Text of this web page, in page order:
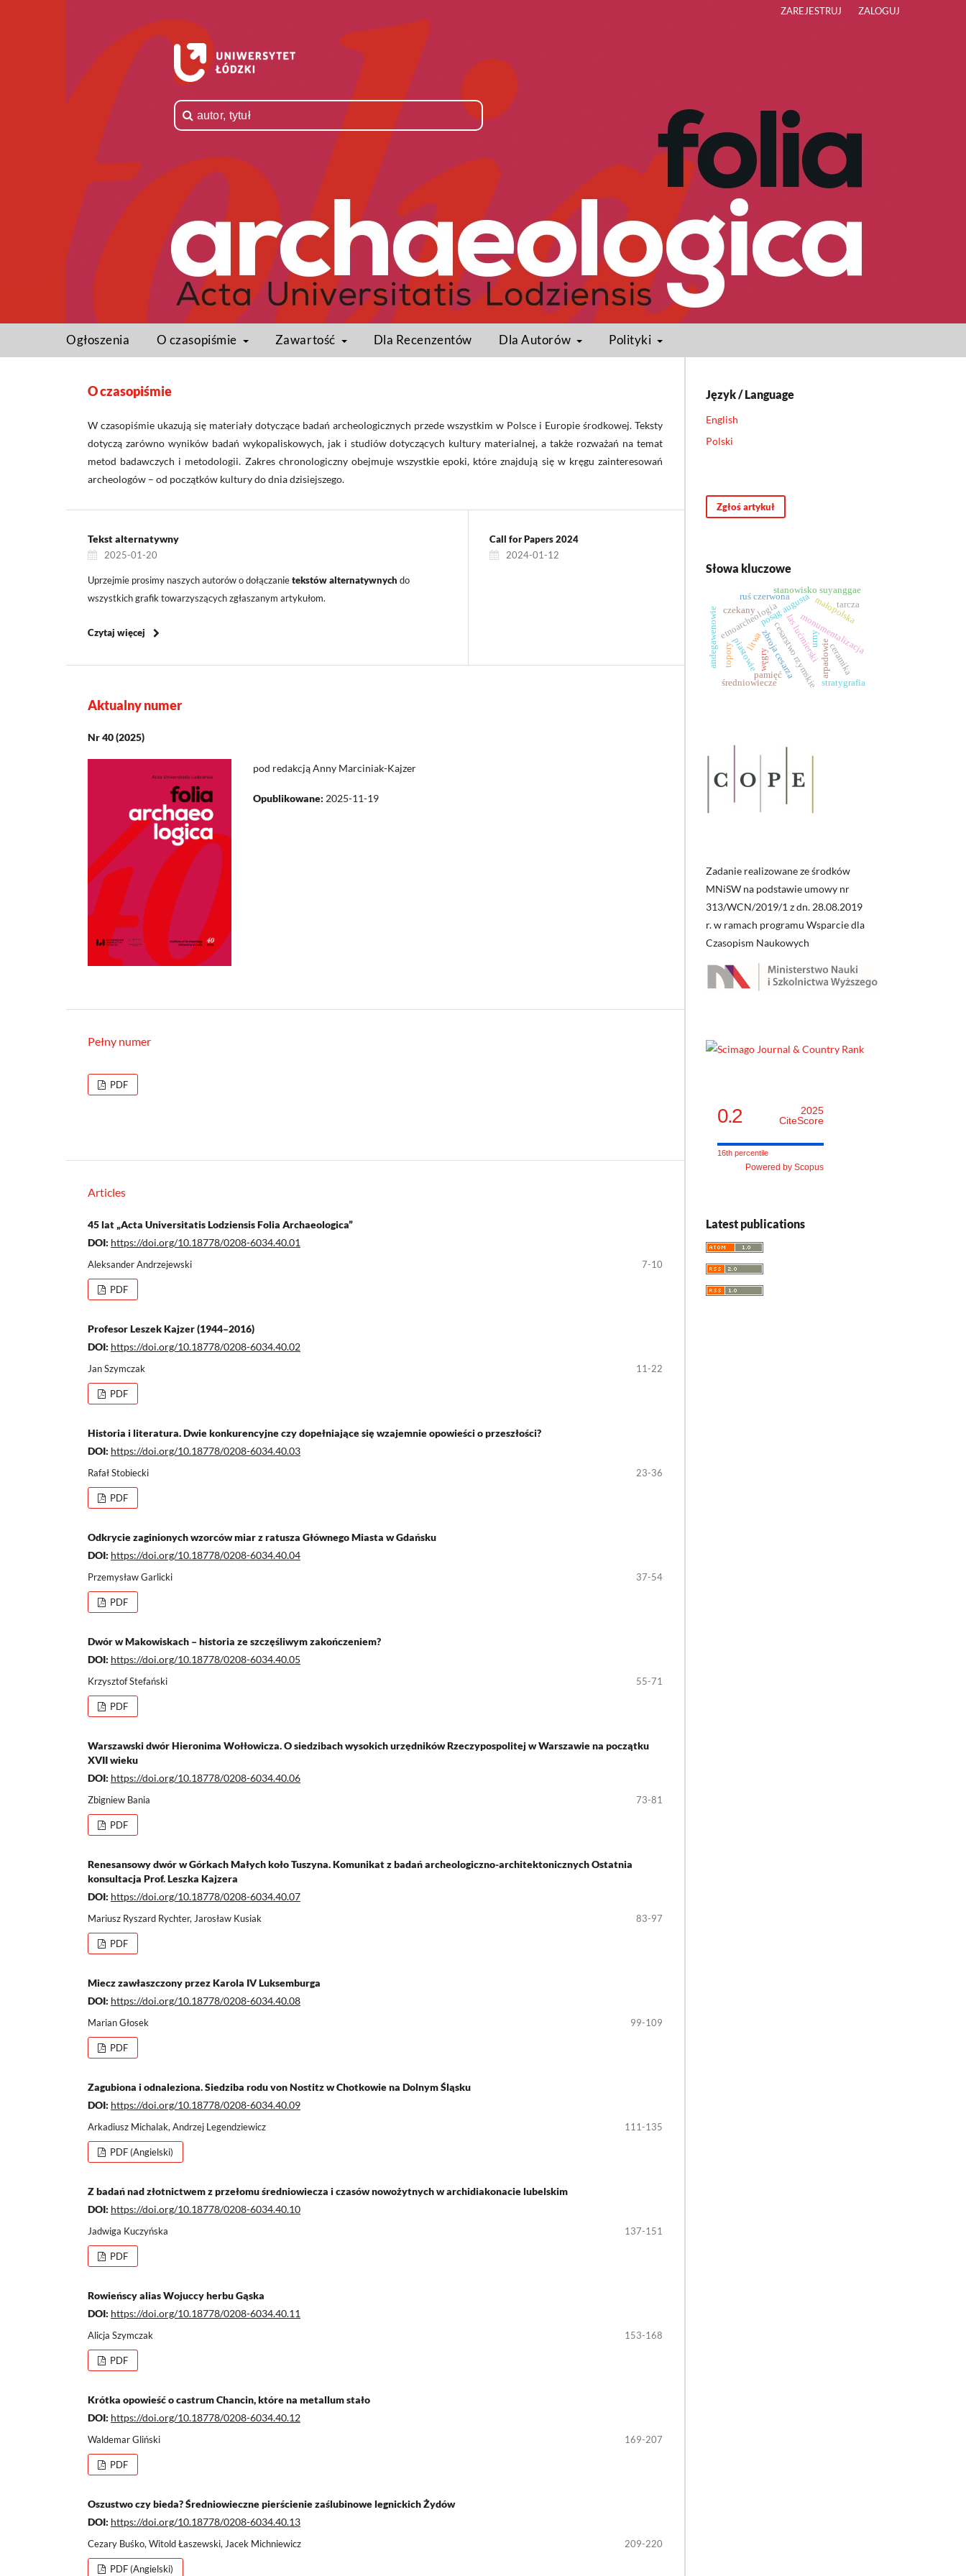
Ogłoszenia O czasopiśmie Zawartość Dla Recenzentów Dla Autorów Polityki
ZAREJESTRUJ ZALOGUJ
O czasopiśmie
W czasopiśmie ukazują się materiały dotyczące badań archeologicznych przede wszystkim w Polsce i Europie środkowej. Teksty
dotyczą zarówno wyników badań wykopaliskowych, jak i studiów dotyczących kultury materialnej, a także rozważań na temat
metod badawczych i metodologii. Zakres chronologiczny obejmuje wszystkie epoki, które znajdują się w kręgu zainteresowań
archeologów – od początków kultury do dnia dzisiejszego.
Tekst alternatywny
2025-01-20
Uprzejmie prosimy naszych autorów o dołączanietekstów alternatywnych do
wszystkich grafik towarzyszących zgłaszanym artykułom.
Czytaj więcej
Call for Papers 2024
2024-01-12
Aktualny numer
Nr 40 (2025)
pod redakcją Anny Marciniak-Kajzer
Opublikowane: 2025-11-19
Pełny numer
PDF
Articles
45 lat „Acta Universitatis Lodziensis Folia Archaeologica”
DOI: https://doi.org/10.18778/0208-6034.40.01
Aleksander Andrzejewski 7-10
PDF
Profesor Leszek Kajzer (1944–2016)
DOI: https://doi.org/10.18778/0208-6034.40.02
Jan Szymczak 11-22
PDF
Historia i literatura. Dwie konkurencyjne czy dopełniające się wzajemnie opowieści o przeszłości?
DOI: https://doi.org/10.18778/0208-6034.40.03
Rafał Stobiecki 23-36
PDF
Odkrycie zaginionych wzorców miar z ratusza Głównego Miasta w Gdańsku
DOI: https://doi.org/10.18778/0208-6034.40.04
Przemysław Garlicki 37-54
PDF
Dwór w Makowiskach – historia ze szczęśliwym zakończeniem?
DOI: https://doi.org/10.18778/0208-6034.40.05
Krzysztof Stefański 55-71
PDF
Warszawski dwór Hieronima Wołłowicza. O siedzibach wysokich urzędników Rzeczypospolitej w Warszawie na początku
XVII wieku
DOI: https://doi.org/10.18778/0208-6034.40.06
Zbigniew Bania 73-81
PDF
Renesansowy dwór w Górkach Małych koło Tuszyna. Komunikat z badań archeologiczno-architektonicznych Ostatnia
konsultacja Prof. Leszka Kajzera
DOI: https://doi.org/10.18778/0208-6034.40.07
Mariusz Ryszard Rychter, Jarosław Kusiak 83-97
PDF
Miecz zawłaszczony przez Karola IV Luksemburga
DOI: https://doi.org/10.18778/0208-6034.40.08
Marian Głosek 99-109
PDF
Zagubiona i odnaleziona. Siedziba rodu von Nostitz w Chotkowie na Dolnym Śląsku
DOI: https://doi.org/10.18778/0208-6034.40.09
Arkadiusz Michalak, Andrzej Legendziewicz 111-135
PDF (Angielski)
Z badań nad złotnictwem z przełomu średniowiecza i czasów nowożytnych w archidiakonacie lubelskim
DOI: https://doi.org/10.18778/0208-6034.40.10
Jadwiga Kuczyńska 137-151
PDF
Rowieńscy alias Wojuccy herbu Gąska
DOI: https://doi.org/10.18778/0208-6034.40.11
Alicja Szymczak 153-168
PDF
Krótka opowieść o castrum Chancin, które na metallum stało
DOI: https://doi.org/10.18778/0208-6034.40.12
Waldemar Gliński 169-207
PDF
Oszustwo czy bieda? Średniowieczne pierścienie zaślubinowe legnickich Żydów
DOI: https://doi.org/10.18778/0208-6034.40.13
Cezary Buśko, Witold Łaszewski, Jacek Michniewicz 209-220
PDF (Angielski)
Język / Language
English
Polski
Zgłoś artykuł
Słowa kluczowe
cesarstwo rzymskie
posąg augusta
zbroja cesarza
etnoarcheologia
pamięć
las lućmierski
monumentalizacja
stanowisko suyanggae
małopolska
ruś czerwona
węgry
litwa
piastowie arpadowie
andegawenowie czekany
topory
średniowiecze
tarcza
stratygrafia
ceramika
urny
Zadanie realizowane ze środków
MNiSW na podstawie umowy nr
313/WCN/2019/1 z dn. 28.08.2019
r. w ramach programu Wsparcie dla
Czasopism Naukowych
0.2
2025
CiteScore
16th percentile
Powered by Scopus
Latest publications